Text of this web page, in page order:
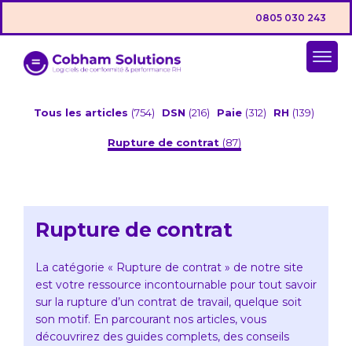
0805 030 243
Tous les articles (754) DSN (216) Paie (312) RH (139)
Rupture de contrat (87)
Rupture de contrat
La catégorie « Rupture de contrat » de notre site
est votre ressource incontournable pour tout savoir
sur la rupture d’un contrat de travail, quelque soit
son motif. En parcourant nos articles, vous
découvrirez des guides complets, des conseils